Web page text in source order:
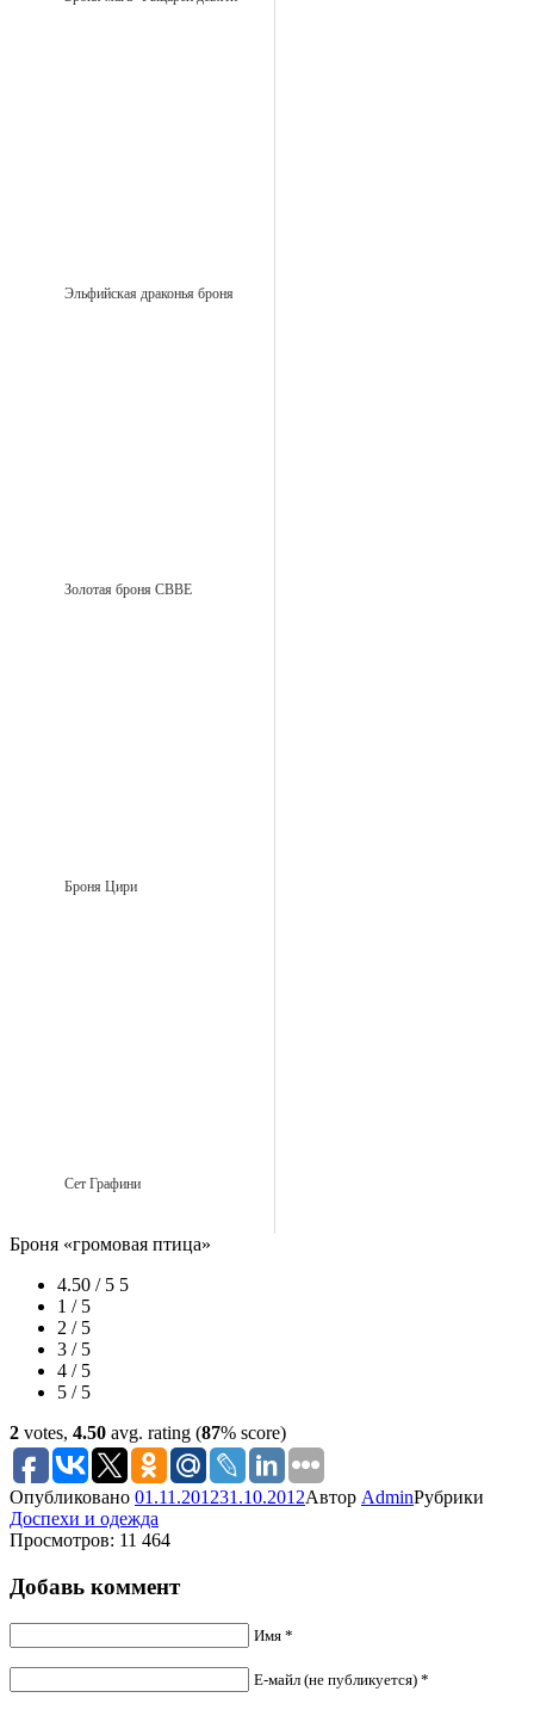
Эльфийская драконья броня
Золотая броня CBBE
Броня Цири
Сет Графини
Броня «громовая птица»
4.50 / 5 5
1 / 5
2 / 5
3 / 5
4 / 5
5 / 5
2 votes, 4.50 avg. rating (87% score)
Опубликовано 01.11.201231.10.2012Автор AdminРубрики
Доспехи и одежда
Просмотров: 11 464
Добавь коммент
Имя *
Е-майл (не публикуется) *